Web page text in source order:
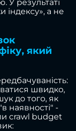
У результаті
індексу», а не
який
швидко,
до того, як
наявності" -
crawl budget